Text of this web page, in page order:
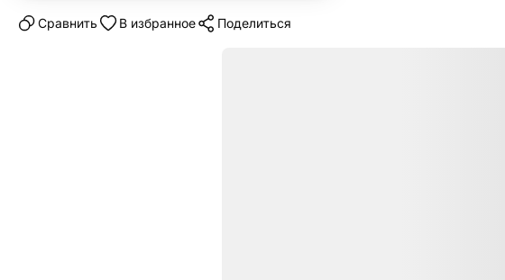
Cравнить В избранное Поделиться